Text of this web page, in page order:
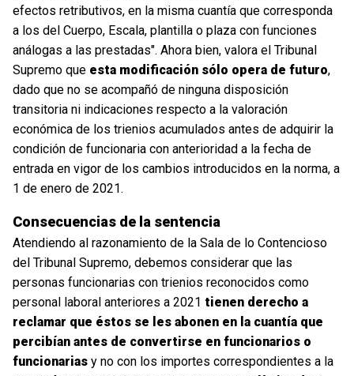
efectos retributivos, en la misma cuantía que corresponda
a los del Cuerpo, Escala, plantilla o plaza con funciones
análogas a las prestadas". Ahora bien, valora el Tribunal
Supremo que esta modificación sólo opera de futuro,
dado que no se acompañó de ninguna disposición
transitoria ni indicaciones respecto a la valoración
económica de los trienios acumulados antes de adquirir la
condición de funcionaria con anterioridad a la fecha de
entrada en vigor de los cambios introducidos en la norma, a
1 de enero de 2021.
Consecuencias de la sentencia
Atendiendo al razonamiento de la Sala de lo Contencioso
del Tribunal Supremo, debemos considerar que las
personas funcionarias con trienios reconocidos como
personal laboral anteriores a 2021 tienen derecho a
reclamar que éstos se les abonen en la cuantía que
percibían antes de convertirse en funcionarios o
funcionarias y no con los importes correspondientes a la